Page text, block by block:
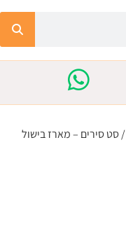
/ סט סירים – מארז בישול